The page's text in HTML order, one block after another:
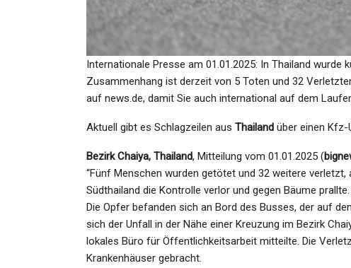
Internationale Presse am 01.01.2025: In Thailand
Zusammenhang ist derzeit von 5 Toten und 32
auf news.de, damit Sie auch international auf dem
Aktuell gibt es Schlagzeilen aus Thailand über einen
Bezirk Chaiya, Thailand, Mitteilung vom 01.01.2025 (
“Fünf Menschen wurden getötet und 32 weitere
Südthailand die Kontrolle verlor und gegen Bäume prallte.
Die Opfer befanden sich an Bord des Busses, der auf
sich der Unfall in der Nähe einer Kreuzung im Bezirk
lokales Büro für Öffentlichkeitsarbeit mitteilte. Die
Krankenhäuser gebracht.
Admin Jul 1, 2022
Kerkeling Sieht Parallelen…
Admin Dec 17, 2023